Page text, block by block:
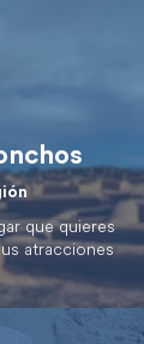
que quieres
atracciones